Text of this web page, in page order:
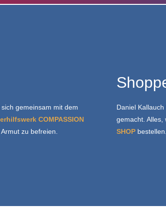
gemeinsam mit dem
COMPASSION
zu befreien.
Daniel
gemacht. Alles,
SHOP bestellen.